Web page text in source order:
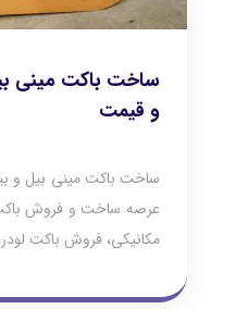
ساخت باکت مینی
و قیمت
ساخت باکت مینی بیل و
عرصه ساخت و فروش
مکانیکی، فروش باکت